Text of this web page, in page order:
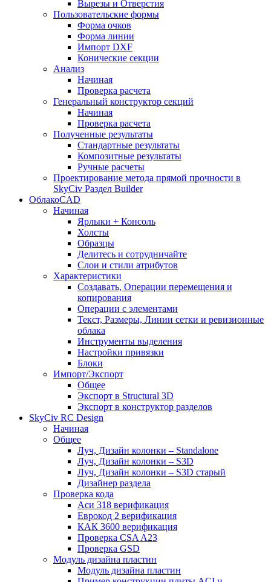
Вырезы и Отверстия
Пользовательские формы
Форма очков
Форма линии
Импорт DXF
Конические секции
Анализ
Начиная
Проверка расчета
Генеральный конструктор секций
Начиная
Проверка расчета
Полученные результаты
Стандартные результаты
Композитные результаты
Ручные расчеты
Проектирование метода прямой прочности в
SkyCiv Раздел Builder
ОблакоCAD
Начиная
Ярлыки + Консоль
Холсты
Образцы
Делитесь и сотрудничайте
Слои и стили атрибутов
Характеристики
Создавать, Операции перемещения и
копирования
Операции с элементами
Текст, Размеры, Линии сетки и ревизионные
облака
Инструменты выделения
Настройки привязки
Блоки
Импорт/Экспорт
Общее
Экспорт в Structural 3D
Экспорт в конструктор разделов
SkyCiv RC Design
Начиная
Общее
Луч, Дизайн колонки – Standalone
Луч, Дизайн колонки – S3D
Луч, Дизайн колонки – S3D старый
Дизайнер раздела
Проверка кода
Аси 318 верификация
Еврокод 2 верификация
КАК 3600 верификация
Проверка CSA A23
Проверка GSD
Модуль дизайна пластин
Модуль дизайна пластин